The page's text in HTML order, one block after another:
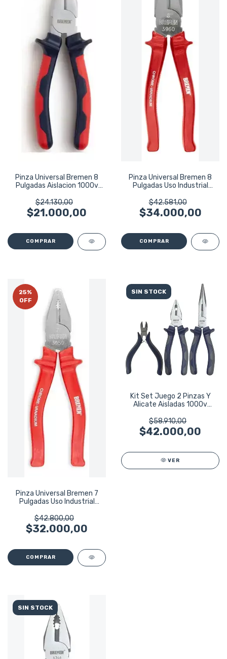
Pinza Universal Bremen 8
Pulgadas Aislacion 1000v
$24.130,00
$21.000,00
Pinza Universal Bremen 8
Pulgadas Uso Industrial
$42.581,00
$34.000,00
25%
OFF
Pinza Universal Bremen 7
Pulgadas Uso Industrial
$42.800,00
$32.000,00
SIN STOCK
Kit Set Juego 2 Pinzas Y
Alicate Aisladas 1000v
$58.910,00
$42.000,00
VER
SIN STOCK